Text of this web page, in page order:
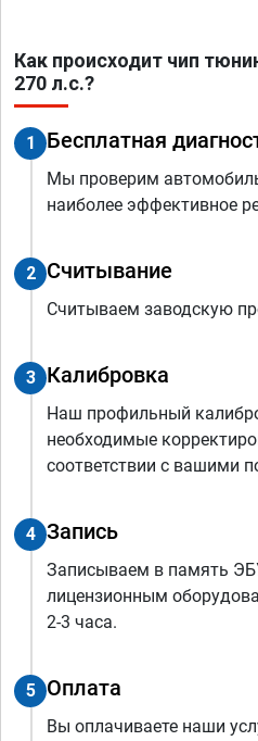
Как происходит чип
270 л.с.?
1 Бесплатная
Мы проверим
наиболее эффективное
2 Считывание
Считываем заводскую
3 Калибровка
Наш профильный
необходимые
соответствии с вашими
4 Запись
Записываем в память
лицензионным
2-3 часа.
5 Оплата
Вы оплачиваете наши